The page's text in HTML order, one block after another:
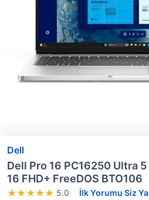
Dell
Dell Pro 16 PC16250 Ultra
16 FHD+ FreeDOS BTO106
5.0
İlk Yorumu Siz